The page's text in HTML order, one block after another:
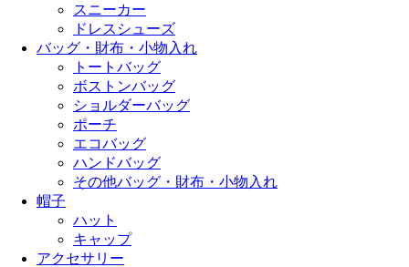
スニーカー
ドレスシューズ
バッグ・財布・小物入れ
トートバッグ
ボストンバッグ
ショルダーバッグ
ポーチ
エコバッグ
ハンドバッグ
その他バッグ・財布・小物入れ
帽子
ハット
キャップ
アクセサリー